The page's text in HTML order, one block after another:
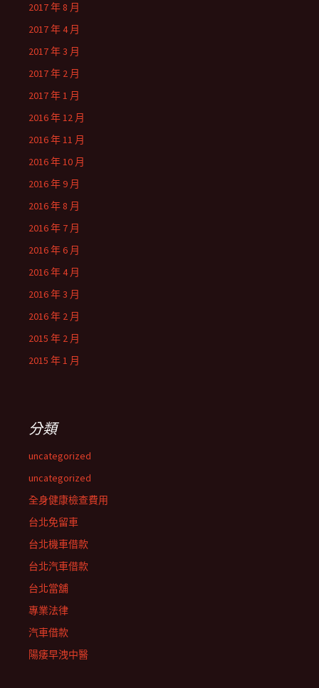
2017 年 8 月
2017 年 4 月
2017 年 3 月
2017 年 2 月
2017 年 1 月
2016 年 12 月
2016 年 11 月
2016 年 10 月
2016 年 9 月
2016 年 8 月
2016 年 7 月
2016 年 6 月
2016 年 4 月
2016 年 3 月
2016 年 2 月
2015 年 2 月
2015 年 1 月
分類
uncategorized
uncategorized
全身健康檢查費用
台北免留車
台北機車借款
台北汽車借款
台北當舖
專業法律
汽車借款
陽痿早洩中醫